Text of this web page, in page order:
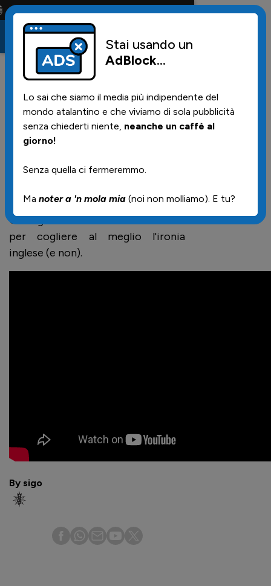
solo la maglia e solo i tifosi la portano tutta la vita
11/12/2025 | 17.40
Meglio di
Telelombardia
Una carrellata di reazioni dal vivo di
durante i tre gol della partita.
Consigliamo sottotitoli tradotti
per cogliere al meglio l'ironia
inglese (e non).
By sigo
Stai usando un
AdBlock...
Lo sai che siamo il media più indipendente del
mondo atalantino e che viviamo di sola pubblicità
senza chiederti niente, neanche un caffè al
giorno!
Senza quella ci fermeremmo.
Ma noter a 'n mola mia (noi non molliamo). E tu?